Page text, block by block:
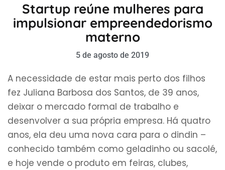
Startup reúne mulheres para
impulsionar empreendedorismo
materno
5 de agosto de 2019
A necessidade de estar mais perto dos filhos
fez Juliana Barbosa dos Santos, de 39 anos,
deixar o mercado formal de trabalho e
desenvolver a sua própria empresa. Há quatro
anos, ela deu uma nova cara para o dindin –
conhecido também como geladinho ou sacolé,
e hoje vende o produto em feiras, clubes,